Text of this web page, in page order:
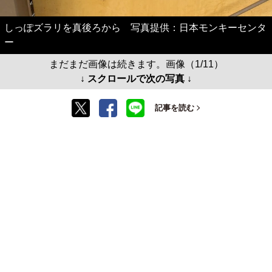
しっぽズラリを真後ろから 写真提供：日本モンキーセンタ
ー
まだまだ画像は続きます。画像（1/11）
↓ スクロールで次の写真 ↓
記事を読む